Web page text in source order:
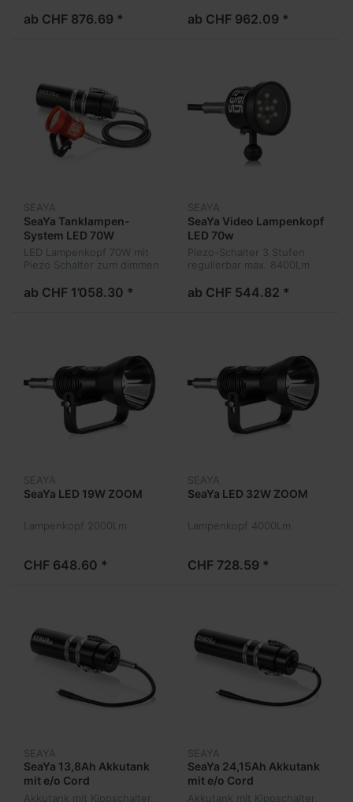
ab CHF 876.69 * ab CHF 962.09 *
SEAYA
SeaYa Tanklampen-
System LED 70W
LED Lampenkopf 70W mit
Piezo Schalter zum dimmen
ab CHF 1’058.30 *
SEAYA
SeaYa Video Lampenkopf
LED 70w
Piezo-Schalter 3 Stufen
regulierbar max. 8400Lm
ab CHF 544.82 *
SEAYA
SeaYa LED 19W ZOOM
Lampenkopf 2000Lm
CHF 648.60 *
SEAYA
SeaYa LED 32W ZOOM
Lampenkopf 4000Lm
CHF 728.59 *
SEAYA
SeaYa 13,8Ah Akkutank
mit e/o Cord
Akkutank mit Kippschalter,
SEAYA
SeaYa 24,15Ah Akkutank
mit e/o Cord
Akkutank mit Kippschalter,